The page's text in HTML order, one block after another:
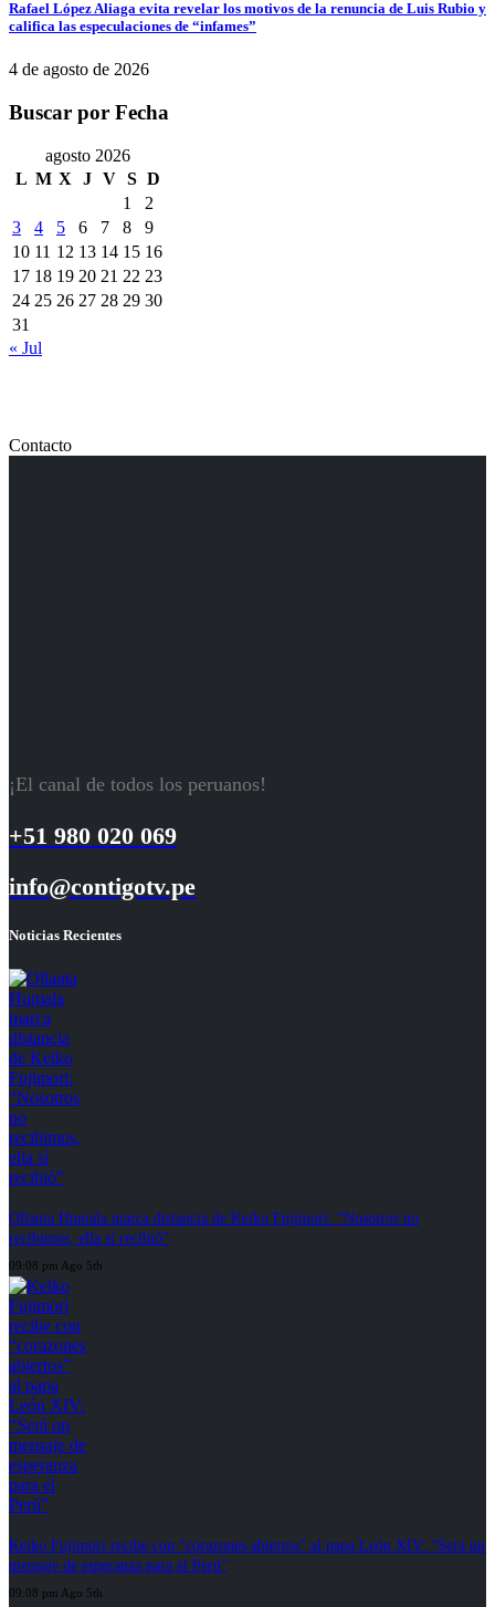
Rafael López Aliaga evita revelar los motivos de la renuncia de Luis Rubio y
califica las especulaciones de “infames”
4 de agosto de 2026
Buscar por Fecha
agosto 2026
L M X J V S D
1
2
3
4 5 6 7 8
9
10 11 12 13 14 15 16
17 18 19 20 21 22 23
24 25 26 27 28 29 30
31
« Jul
Contacto
¡El canal de todos los peruanos!
+51 980 020 069
info@contigotv.pe
Noticias Recientes
Ollanta Humala marca distancia de Keiko Fujimori: “Nosotros no
recibimos, ella sí recibió”
09:08 pm Ago 5th
Keiko Fujimori recibe con “corazones abiertos” al papa León XIV: “Será un
mensaje de esperanza para el Perú”
09:08 pm Ago 5th